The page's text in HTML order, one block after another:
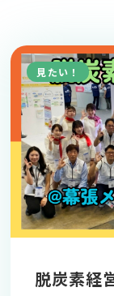
見たい！
脱炭素経